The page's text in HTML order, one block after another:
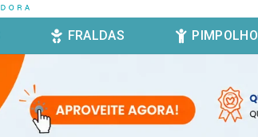
FRALDAS PIMPOLHO